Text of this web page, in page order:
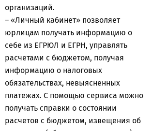
организаций.
– «Личный кабинет» позволяет
юрлицам получать информацию о
себе из ЕГРЮЛ и ЕГРН, управлять
расчетами с бюджетом, получая
информацию о налоговых
обязательствах, невыясненных
платежах. С помощью сервиса можно
получать справки о состоянии
расчетов с бюджетом, извещения об